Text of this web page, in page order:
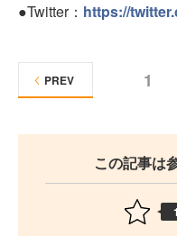
●Twitter： https://
1
PREV
この記事は
1